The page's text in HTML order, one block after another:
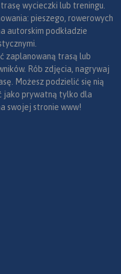
wycieczki lub treningu.
pieszego, rowerowych
autorskim podkładzie
zaplanowaną trasą lub
Rób zdjęcia, nagrywaj
Możesz podzielić się nią
jako prywatną tylko dla
swojej stronie www!